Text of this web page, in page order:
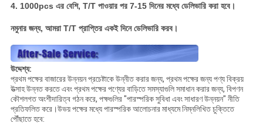
4. 1000pcs এর বেশি, T/T পাওয়ার পর 7-15 দিনের মধ্যে ডেলিভারি করা হবে।
নমুনার জন্য, আমরা T/T প্রাপ্তির একই দিনে ডেলিভারি করব।
উদ্দেশ্য:
প্রথম পক্ষের বাজারের উন্নয়ন প্রচেষ্টাকে উন্নীত করার জন্য, প্রথম পক্ষের জন্য পণ্য বিক্রয়
উত্সাহ উন্নত করতে এবং প্রথম পক্ষের পণ্যের বাড়িতে সমস্যাগুলি সমাধান করার জন্য, বিপণন
কৌশলগত অংশীদারিত্ব গঠন করে, পক্ষগুলির "পারস্পরিক সুবিধা এবং সাধারণ উন্নয়ন" নীতি
প্রতিফলিত করে।উভয় পক্ষের মধ্যে পারস্পরিক আলোচনার মাধ্যমে নিম্নলিখিত চুক্তিতে
পৌঁছাতে হবে: